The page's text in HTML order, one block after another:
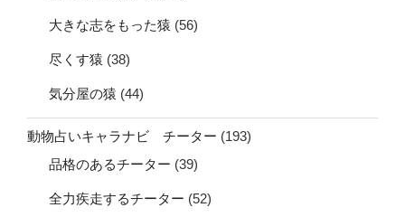
大きな志をもった猿 (56)
尽くす猿 (38)
気分屋の猿 (44)
動物占いキャラナビ チーター (193)
品格のあるチーター (39)
全力疾走するチーター (52)